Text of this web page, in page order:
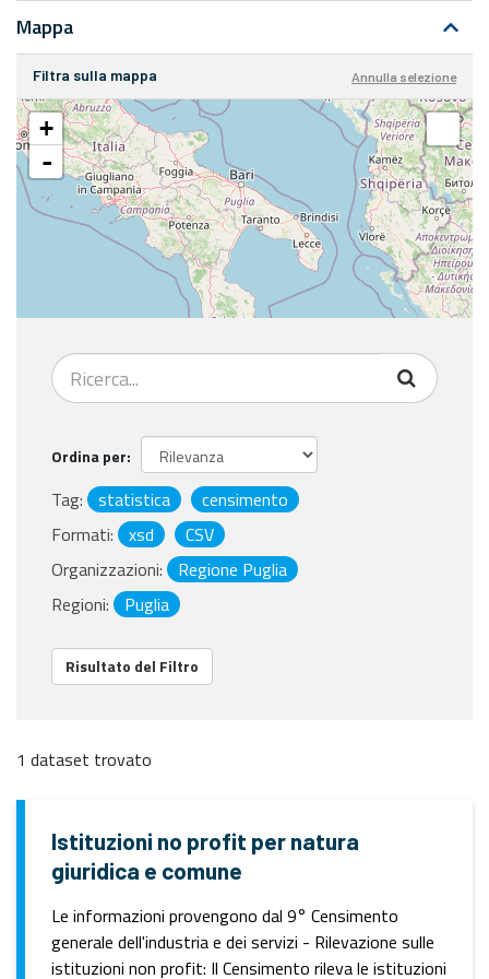
Mappa
Filtra sulla mappa Annulla selezione
+
-
Ordina per
Tag: statistica
censimento
Formati:
xsd
CSV
Organizzazioni:
Regione Puglia
Regioni:
Puglia
Risultato del Filtro
1 dataset trovato
Istituzioni no profit per natura
giuridica e comune
Le informazioni provengono dal 9° Censimento
generale dell'industria e dei servizi - Rilevazione sulle
istituzioni non profit: Il Censimento rileva le istituzioni